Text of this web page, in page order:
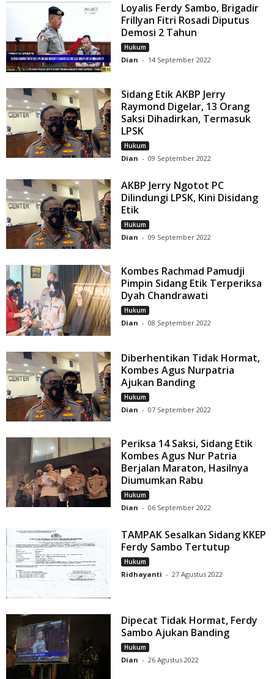
Loyalis Ferdy Sambo, Brigadir
Frillyan Fitri Rosadi Diputus
Demosi 2 Tahun
Hukum
Dian - 14 September 2022
Sidang Etik AKBP Jerry
Raymond Digelar, 13 Orang
Saksi Dihadirkan, Termasuk
LPSK
Hukum
Dian - 09 September 2022
AKBP Jerry Ngotot PC
Dilindungi LPSK, Kini Disidang
Etik
Hukum
Dian - 09 September 2022
Kombes Rachmad Pamudji
Pimpin Sidang Etik Terperiksa
Dyah Chandrawati
Hukum
Dian - 08 September 2022
Diberhentikan Tidak Hormat,
Kombes Agus Nurpatria
Ajukan Banding
Hukum
Dian - 07 September 2022
Periksa 14 Saksi, Sidang Etik
Kombes Agus Nur Patria
Berjalan Maraton, Hasilnya
Diumumkan Rabu
Hukum
Dian - 06 September 2022
TAMPAK Sesalkan Sidang KKEP
Ferdy Sambo Tertutup
Hukum
Ridhayanti - 27 Agustus 2022
Dipecat Tidak Hormat, Ferdy
Sambo Ajukan Banding
Hukum
Dian - 26 Agustus 2022